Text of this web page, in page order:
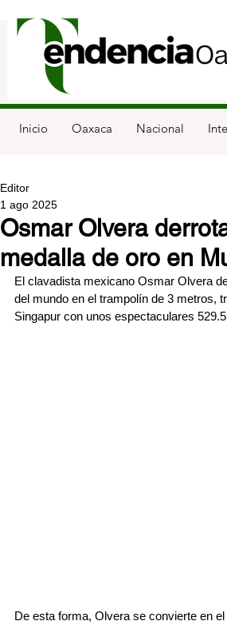
Inicio Oaxaca Nacional
Osmar Olvera
medalla de oro en
Editor
1 ago 2025
El clavadista mexicano Osmar Olvera
del mundo en el trampolín de 3 metros,
Singapur con unos espectaculares
De esta forma, Olvera se convierte en